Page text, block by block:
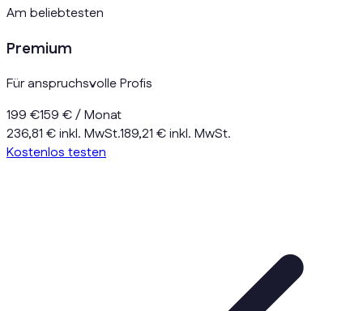
Am beliebtesten
Premium
Für anspruchsvolle Profis
199 €159 €/ Monat
236,81 € inkl. MwSt.189,21 € inkl. MwSt.
Kostenlos testen